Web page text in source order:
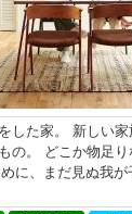
した家。 新しい
の。 どこか物足
、まだ見ぬ我が